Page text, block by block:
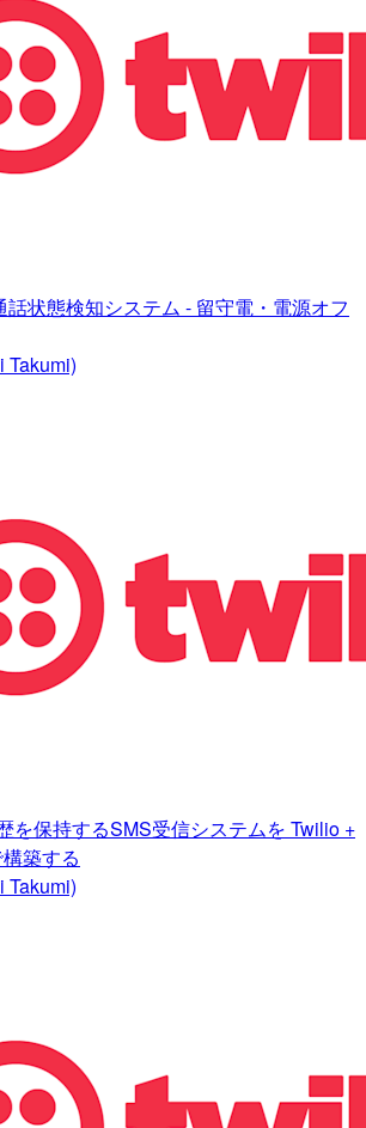
状態検知システム - 留守電・電源オフ
Takumi)
を保持するSMS受信システムを Twilio +
築する
Takumi)